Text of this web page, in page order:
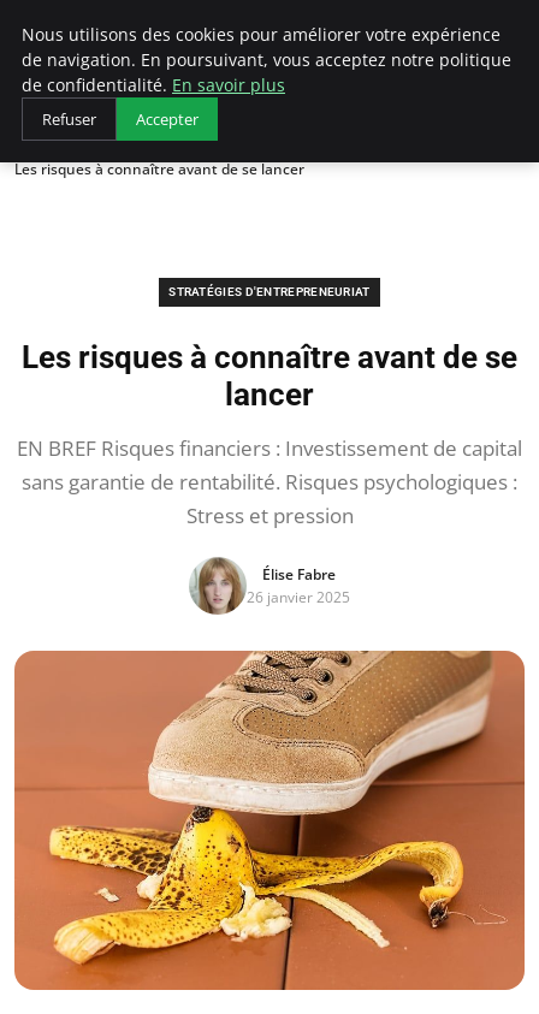
LECFCM
Accueil
Stratégies d'entrepreneuriat
Les risques à connaître avant de se lancer
STRATÉGIES D'ENTREPRENEURIAT
Les risques à connaître avant de se
lancer
EN BREF Risques financiers : Investissement de capital
sans garantie de rentabilité. Risques psychologiques :
Stress et pression
Élise Fabre
26 janvier 2025
Nous utilisons des cookies pour améliorer votre expérience
de navigation. En poursuivant, vous acceptez notre politique
de confidentialité. En savoir plus
Refuser Accepter